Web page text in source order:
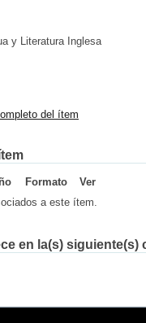
y Literatura Inglesa
del ítem
Formato
Ver
a este ítem.
en la(s)